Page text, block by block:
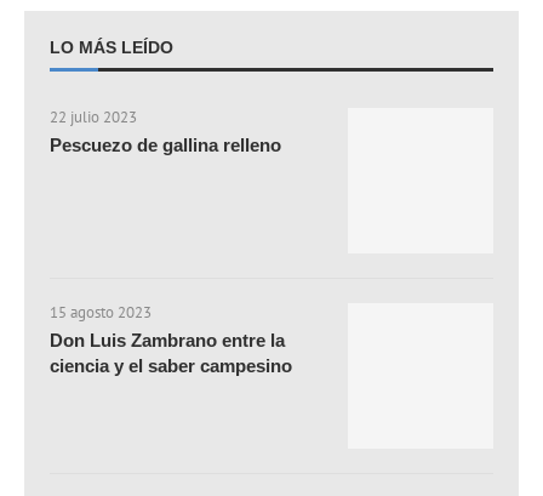
LO MÁS LEÍDO
22 julio 2023
Pescuezo de gallina relleno
15 agosto 2023
Don Luis Zambrano entre la
ciencia y el saber campesino